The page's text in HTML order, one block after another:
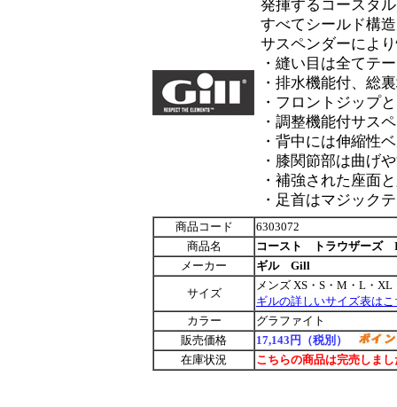
発揮するコースタ
すべてシールド構
サスペンダーによ
・縫い目は全てテ
・排水機能付、総
・フロントジップ
・調整機能付サス
・背中には伸縮性
・膝関節部は曲げ
・補強された座面
・足首はマジック
商品コード
6303072
商品名
コースト トラウザーズ
メーカー
ギル Gill
サイズ
メンズ XS・S・M・L・XL
ギルの詳しいサイズ表は
カラー
グラファイト
販売価格
17,143円（税別）
在庫状況
こちらの商品は完売しま